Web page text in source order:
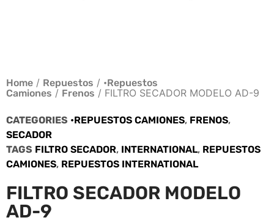
Home / Repuestos / •Repuestos
Camiones / Frenos / FILTRO SECADOR MODELO AD-9
CATEGORIES •REPUESTOS CAMIONES, FRENOS,
SECADOR
TAGS FILTRO SECADOR, INTERNATIONAL, REPUESTOS
CAMIONES, REPUESTOS INTERNATIONAL
FILTRO SECADOR MODELO
AD-9